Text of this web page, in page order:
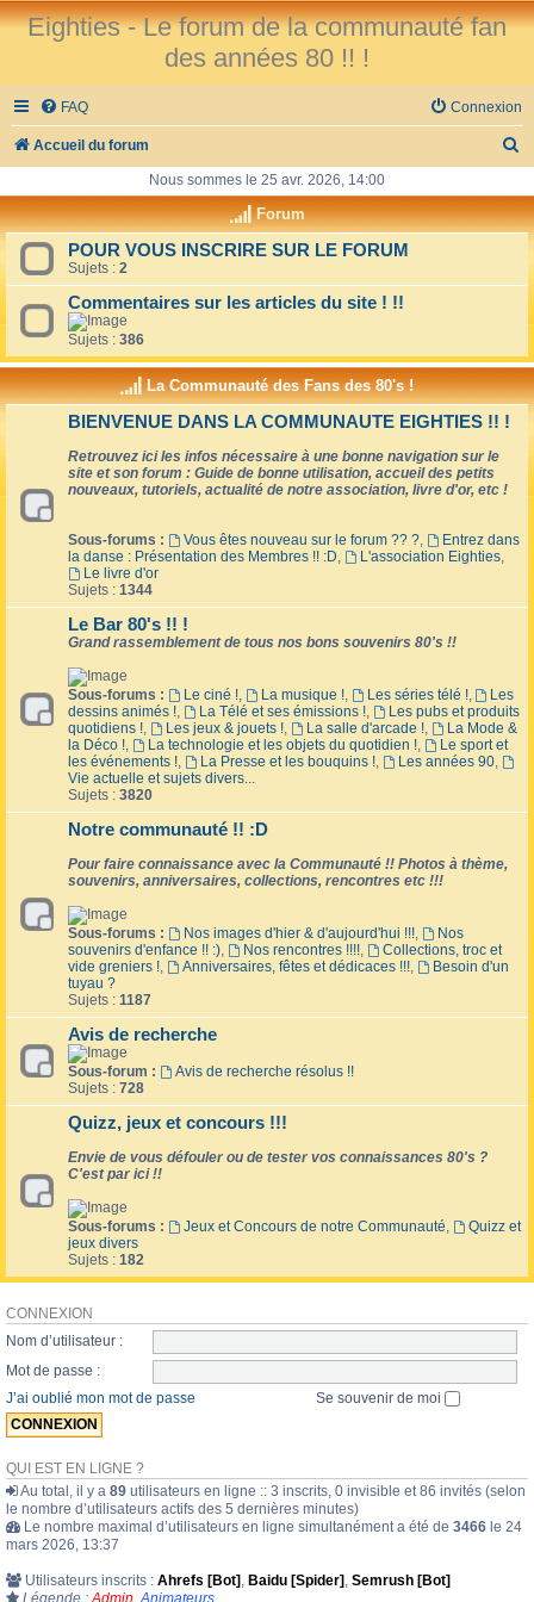
Eighties - Le forum de la communauté fan
des années 80 !! !
FAQ Connexion
Accueil du forum
h
h
e
Nous sommes le 25 avr. 2026, 14:00
Forum
POUR VOUS INSCRIRE SUR LE FORUM
Sujets : 2
Commentaires sur les articles du site ! !!
Sujets : 386
La Communauté des Fans des 80's !
BIENVENUE DANS LA COMMUNAUTE EIGHTIES !! !
Retrouvez ici les infos nécessaire à une bonne navigation sur le
site et son forum : Guide de bonne utilisation, accueil des petits
nouveaux, tutoriels, actualité de notre association, livre d'or, etc !
Sous-forums : Vous êtes nouveau sur le forum ?? ?,
Entrez dans
la danse : Présentation des Membres !! :D, L'association Eighties,
Le livre d'or
Sujets : 1344
Le Bar 80's !! !
Grand rassemblement de tous nos bons souvenirs 80's !!
Sous-forums : Le ciné !, La musique !, Les séries télé !,
Les
dessins animés !, La Télé et ses émissions !,
Les pubs et produits
quotidiens !, Les jeux & jouets !, La salle d'arcade !,
La Mode &
la Déco !, La technologie et les objets du quotidien !,
Le sport et
les événements !, La Presse et les bouquins !, Les années 90,
Vie actuelle et sujets divers...
Sujets : 3820
Notre communauté !! :D
Pour faire connaissance avec la Communauté !! Photos à thème,
souvenirs, anniversaires, collections, rencontres etc !!!
Sous-forums : Nos images d'hier & d'aujourd'hui !!!,
Nos
souvenirs d'enfance !! :), Nos rencontres !!!!,
Collections, troc et
vide greniers !, Anniversaires, fêtes et dédicaces !!!,
Besoin d'un
tuyau ?
Sujets : 1187
Avis de recherche
Sous-forum :
Avis de recherche résolus !!
Sujets : 728
Quizz, jeux et concours !!!
Envie de vous défouler ou de tester vos connaissances 80's ?
C'est par ici !!
Sous-forums : Jeux et Concours de notre Communauté,
Quizz et
jeux divers
Sujets : 182
CONNEXION
Nom d’utilisateur :
Mot de passe :
J’ai oublié mon mot de passe
Se souvenir de moi
QUI EST EN LIGNE ?
Au total, il y a 89 utilisateurs en ligne :: 3 inscrits, 0 invisible et 86 invités (selon
le nombre d’utilisateurs actifs des 5 dernières minutes)
Le nombre maximal d’utilisateurs en ligne simultanément a été de 3466 le 24
mars 2026, 13:37
Utilisateurs inscrits : Ahrefs [Bot] , Baidu [Spider] , Semrush [Bot]
Légende : Admin Animateurs